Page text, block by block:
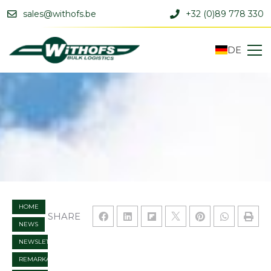
sales@withofs.be +32 (0)89 778 330
DE
SHARE
HOME
NEWS
NEWSLETTER
REMARKABLE